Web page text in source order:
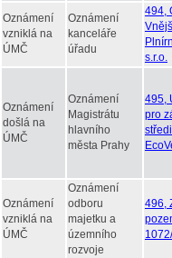
Oznámení
vzniklá na
ÚMČ
Oznámení
kanceláře
úřadu
494,
s.r.o.
Oznámení
došlá na
ÚMČ
Oznámení
Magistrátu
hlavního
města Prahy
495,
pro
Oznámení
vzniklá na
ÚMČ
Oznámení
odboru
majetku a
územního
rozvoje
496,